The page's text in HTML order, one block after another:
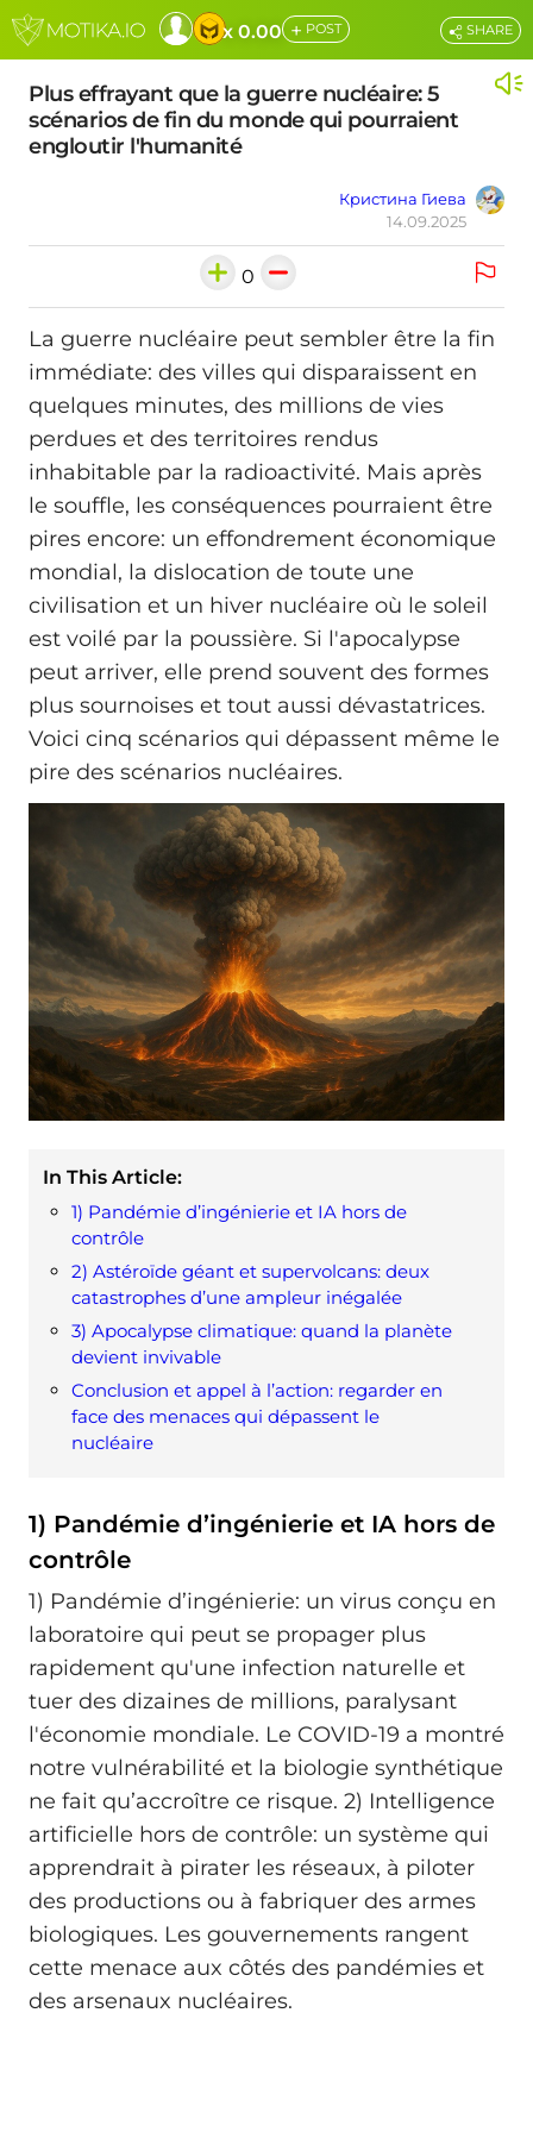
x 0.00 + POST
Plus effrayant que la guerre nucléaire: 5
scénarios de fin du monde qui pourraient
engloutir l'humanité
Кристина Гиева
14.09.2025
SHARE
0
La guerre nucléaire peut sembler être la fin
immédiate: des villes qui disparaissent en
quelques minutes, des millions de vies
perdues et des territoires rendus
inhabitable par la radioactivité. Mais après
le souffle, les conséquences pourraient être
pires encore: un effondrement économique
mondial, la dislocation de toute une
civilisation et un hiver nucléaire où le soleil
est voilé par la poussière. Si l'apocalypse
peut arriver, elle prend souvent des formes
plus sournoises et tout aussi dévastatrices.
Voici cinq scénarios qui dépassent même le
pire des scénarios nucléaires.
In This Article:
1) Pandémie d’ingénierie et IA hors de
contrôle
2) Astéroïde géant et supervolcans: deux
catastrophes d’une ampleur inégalée
3) Apocalypse climatique: quand la planète
devient invivable
Conclusion et appel à l’action: regarder en
face des menaces qui dépassent le
nucléaire
1) Pandémie d’ingénierie et IA hors de
contrôle
1) Pandémie d’ingénierie: un virus conçu en
laboratoire qui peut se propager plus
rapidement qu'une infection naturelle et
tuer des dizaines de millions, paralysant
l'économie mondiale. Le COVID-19 a montré
notre vulnérabilité et la biologie synthétique
ne fait qu’accroître ce risque. 2) Intelligence
artificielle hors de contrôle: un système qui
apprendrait à pirater les réseaux, à piloter
des productions ou à fabriquer des armes
biologiques. Les gouvernements rangent
cette menace aux côtés des pandémies et
des arsenaux nucléaires.